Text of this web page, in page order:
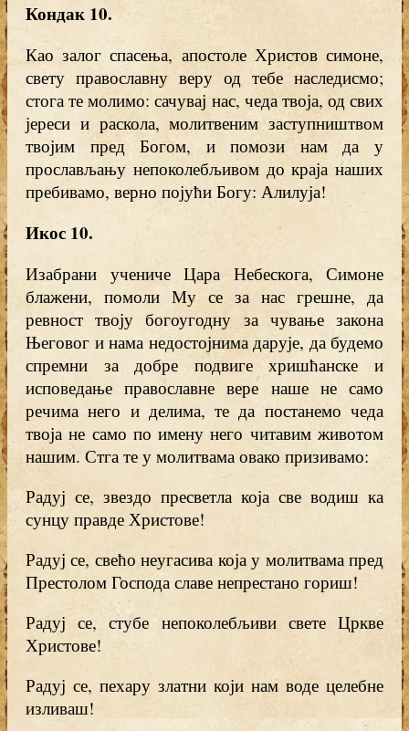
Кондак 10.
Као залог спасења, апостоле Христов симоне,
свету православну веру од тебе наследисмо;
стога те молимо: сачувај нас, чеда твоја, од свих
јереси и раскола, молитвеним заступништвом
твојим пред Богом, и помози нам да у
прослављању непоколебљивом до краја наших
пребивамо, верно појући Богу: Алилуја!
Икос 10.
Изабрани учениче Цара Небескога, Симоне
блажени, помоли Му се за нас грешне, да
ревност твоју богоугодну за чување закона
Његовог и нама недостојнима дарује, да будемо
спремни за добре подвиге хришћанске и
исповедање православне вере наше не само
речима него и делима, те да постанемо чеда
твоја не само по имену него читавим животом
нашим. Стга те у молитвама овако призивамо:
Радуј се, звездо пресветла која све водиш ка
сунцу правде Христове!
Радуј се, свећо неугасива која у молитвама пред
Престолом Господа славе непрестано гориш!
Радуј се, стубе непоколебљиви свете Цркве
Христове!
Радуј се, пехару златни који нам воде целебне
изливаш!